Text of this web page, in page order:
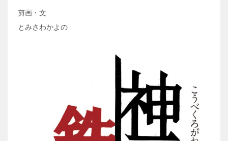
剪画・文
とみさわかよの